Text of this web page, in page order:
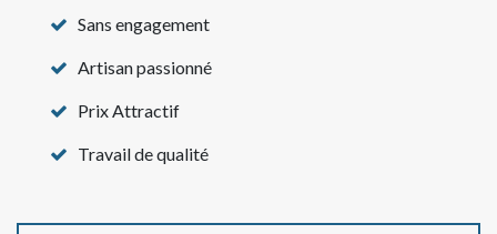
Sans engagement
Artisan passionné
Prix Attractif
Travail de qualité